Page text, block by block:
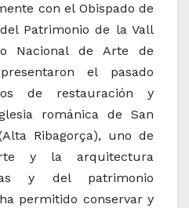
con el Obispado de
Patrimonio de la Vall
Nacional de Arte de
el pasado
de restauración y
románica de San
Ribagorça), uno de
y la arquitectura
y del patrimonio
permitido conservar y